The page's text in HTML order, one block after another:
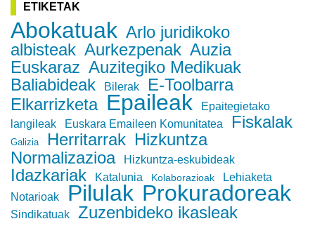
ETIKETAK
Abokatuak Arlo juridikoko
albisteak Aurkezpenak Auzia
Euskaraz Auzitegiko Medikuak
Baliabideak
Bilerak
E-Toolbarra
Elkarrizketa Epaileak
Epaitegietako
langileak
Euskara Emaileen Komunitatea Fiskalak
Galizia Herritarrak Hizkuntza
Normalizazioa
Hizkuntza-eskubideak
Idazkariak Katalunia Kolaborazioak
Lehiaketa
Notarioak
Pilulak Prokuradoreak
Sindikatuak Zuzenbideko ikasleak